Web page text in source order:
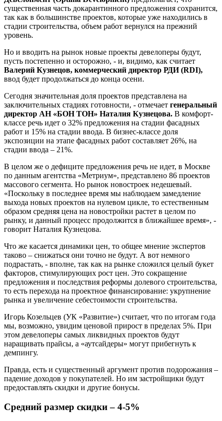
существенная часть докарантинного предложения сохранится,
так как в большинстве проектов, которые уже находились в
стадии строительства, объем работ вернулся на прежний
уровень.
Но и вводить на рынок новые проекты девелоперы будут,
пусть постепенно и осторожно, - и, видимо, как считает
Валерий Кузнецов, коммерческий директор РДИ (RDI),
ввод будет продолжаться до конца осени.
Сегодня значительная доля проектов представлена на
заключительных стадиях готовности, - отмечает генеральный
директор АН «БОН ТОН» Наталия Кузнецова. В комфорт-
классе речь идет о 32% предложения на стадии фасадных
работ и 15% на стадии ввода. В бизнес-классе доля
экспозиции на этапе фасадных работ составляет 26%, на
стадии ввода – 21%.
В целом же о дефиците предложения речь не идет, в Москве
по данным агентства «Метриум», представлено 86 проектов
массового сегмента. Но рынок новостроек недешевый.
«Поскольку в последнее время мы наблюдаем замедление
выхода новых проектов на нулевом цикле, то естественным
образом средняя цена на новостройки растет в целом по
рынку, и данный процесс продолжится в ближайшее время», -
говорит Наталия Кузнецова.
Что же касается динамики цен, то общее мнение экспертов
таково – снижаться они точно не будут. А вот немного
подрастать, - вполне, так как на рынке сложился целый букет
факторов, стимулирующих рост цен. Это сокращение
предложения и последствия реформы долевого строительства,
то есть перехода на проектное финансирование: укрупнение
рынка и увеличение себестоимости строительства.
Игорь Козельцев (УК «Развитие») считает, что по итогам года
мы, возможно, увидим ценовой прирост в пределах 5%. При
этом девелоперы самых ликвидных проектов будут
наращивать прайсы, а «аутсайдеры» могут прибегнуть к
демпингу.
Правда, есть и существенный аргумент против подорожания –
падение доходов у покупателей. Но им застройщики будут
предоставлять скидки и другие бонусы.
Средний размер скидки – 4-5%